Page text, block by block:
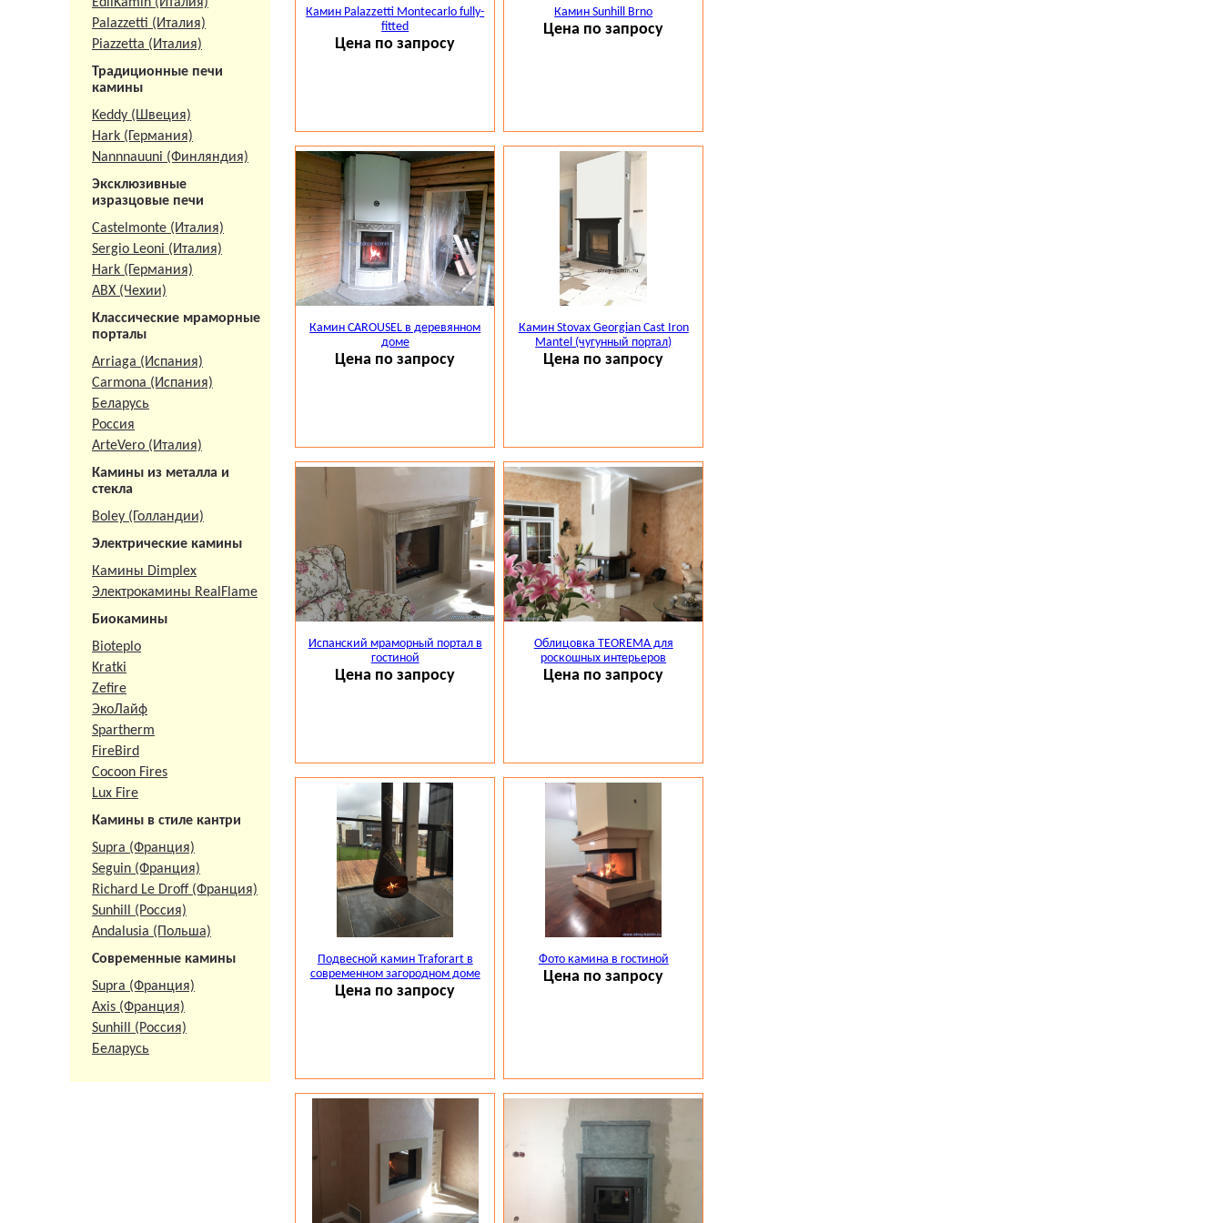
Palazzetti (Италия)
Piazzetta (Италия)
Традиционные печи
камины
Keddy (Швеция)
Hark (Германия)
Nannnauuni (Финляндия)
Эксклюзивные
изразцовые печи
Castelmonte (Италия)
Sergio Leoni (Италия)
Hark (Германия)
АВХ (Чехии)
Классические мраморные
порталы
Arriaga (Испания)
Carmona (Испания)
Беларусь
Россия
ArteVero (Италия)
Камины из металла и
стекла
Boley (Голландии)
Электрические камины
Камины Dimplex
Электрокамины RealFlame
Биокамины
Bioteplo
Kratki
Zefire
ЭкоЛайф
Spartherm
FireBird
Cocoon Fires
Lux Fire
Камины в стиле кантри
Supra (Франция)
Seguin (Франция)
Richard Le Droff (Франция)
Sunhill (Россия)
Andalusia (Польша)
Современные камины
Supra (Франция)
Axis (Франция)
Sunhill (Россия)
Беларусь
Камин Palazzetti Montecarlo fully-
fitted
Цена по запросу
Камин Sunhill Brno
Цена по запросу
Камин CAROUSEL в деревянном
доме
Цена по запросу
Камин Stovax Georgian Cast Iron
Mantel (чугунный портал)
Цена по запросу
Испанский мраморный портал в
гостиной
Цена по запросу
Облицовка TEOREMA для
роскошных интерьеров
Цена по запросу
Подвесной камин Traforart в
современном загородном доме
Цена по запросу
Фото камина в гостиной
Цена по запросу